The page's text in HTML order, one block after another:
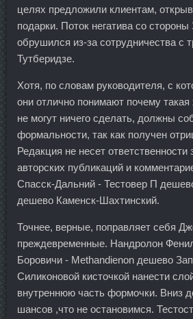
целях предложили клиентам,
подарки. Поток негатива со стороны
обрушился из-за сотрудничества с
Тутберидзе.
Хотя, по словам руководителя, с
они отлично понимают почему такая
не могут ничего сделать, должны
формальности, так как получен
Редакция не несет ответственности
авторских публикаций и
Спасск-Дальний - Тестовер П
дешево Каменск-Шахтинский.
Точнее, верные, поправляет себя
преждевременные. Нандролон
Боровичи - Methandienon дешево
Силиконовой кисточкой нанести
внутреннюю часть формочки. Вниз
шансов ,что не остановимся.